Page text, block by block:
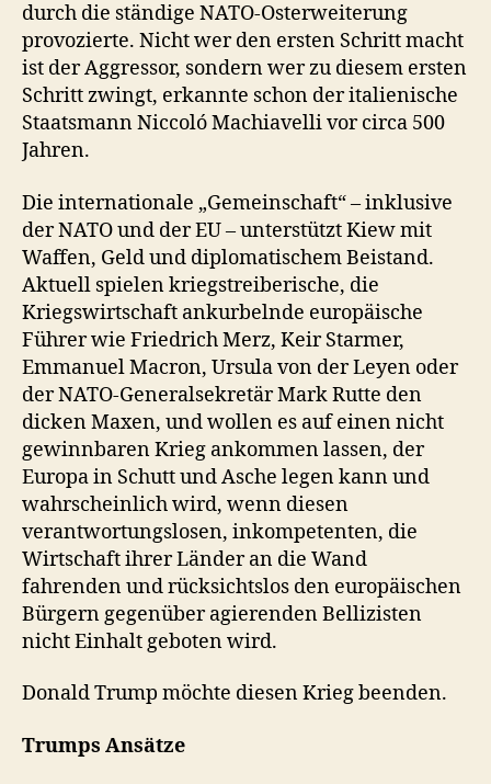
durch die ständige NATO-Osterweiterung
provozierte. Nicht wer den ersten Schritt macht
ist der Aggressor, sondern wer zu diesem ersten
Schritt zwingt, erkannte schon der italienische
Staatsmann Niccoló Machiavelli vor circa 500
Jahren.
Die internationale „Gemeinschaft“ – inklusive
der NATO und der EU – unterstützt Kiew mit
Waffen, Geld und diplomatischem Beistand.
Aktuell spielen kriegstreiberische, die
Kriegswirtschaft ankurbelnde europäische
Führer wie Friedrich Merz, Keir Starmer,
Emmanuel Macron, Ursula von der Leyen oder
der NATO-Generalsekretär Mark Rutte den
dicken Maxen, und wollen es auf einen nicht
gewinnbaren Krieg ankommen lassen, der
Europa in Schutt und Asche legen kann und
wahrscheinlich wird, wenn diesen
verantwortungslosen, inkompetenten, die
Wirtschaft ihrer Länder an die Wand
fahrenden und rücksichtslos den europäischen
Bürgern gegenüber agierenden Bellizisten
nicht Einhalt geboten wird.
Donald Trump möchte diesen Krieg beenden.
Trumps Ansätze